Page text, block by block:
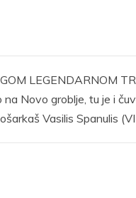
LEGENDARNOM
na Novo groblje, tu je i
Vasilis Spanulis